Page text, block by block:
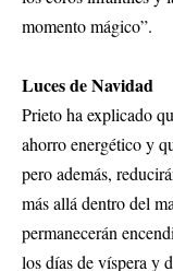
momento mágico”.
Luces de Navidad
Prieto ha explicado
ahorro energético y
pero además,
más allá dentro del
permanecerán
los días de víspera y